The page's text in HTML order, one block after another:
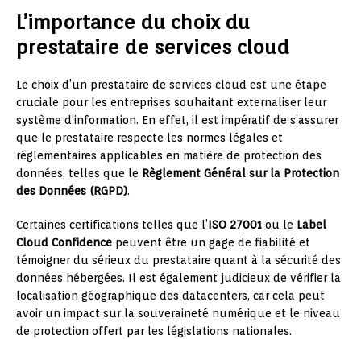
L’importance du choix du
prestataire de services cloud
Le choix d’un prestataire de services cloud est une étape
cruciale pour les entreprises souhaitant externaliser leur
système d’information. En effet, il est impératif de s’assurer
que le prestataire respecte les normes légales et
réglementaires applicables en matière de protection des
données, telles que le Règlement Général sur la Protection
des Données (RGPD).
Certaines certifications telles que l’ISO 27001 ou le Label
Cloud Confidence peuvent être un gage de fiabilité et
témoigner du sérieux du prestataire quant à la sécurité des
données hébergées. Il est également judicieux de vérifier la
localisation géographique des datacenters, car cela peut
avoir un impact sur la souveraineté numérique et le niveau
de protection offert par les législations nationales.